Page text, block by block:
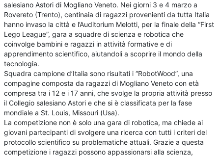
salesiano Astori di Mogliano Veneto. Nei giorni 3 e 4 marzo a
Rovereto (Trento), centinaia di ragazzi provenienti da tutta Italia
hanno invaso la città e l’Auditorium Melotti, per la finale della “First
Lego League”, gara a squadre di scienza e robotica che
coinvolge bambini e ragazzi in attività formative e di
apprendimento scientifico, aiutandoli a scoprire il mondo della
tecnologia.
Squadra campione d’Italia sono risultati i “RobotWood”, una
compagine composta da ragazzi di Mogliano Veneto con età
compresa tra i 12 e i 17 anni, che svolge la propria attività presso
il Collegio salesiano Astori e che si è classificata per la fase
mondiale a St. Louis, Missouri (Usa).
La competizione non è solo una gara di robotica, ma chiede ai
giovani partecipanti di svolgere una ricerca con tutti i criteri del
protocollo scientifico su problematiche attuali. Grazie a questa
competizione i ragazzi possono appassionarsi alla scienza,